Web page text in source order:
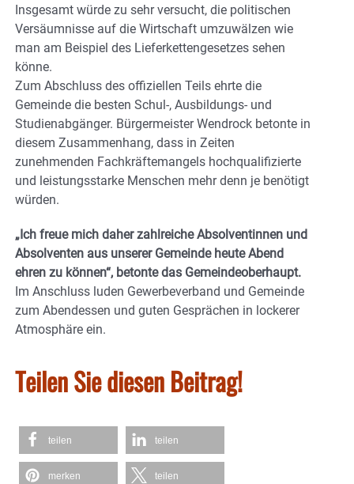
Insgesamt würde zu sehr versucht, die politischen
Versäumnisse auf die Wirtschaft umzuwälzen wie
man am Beispiel des Lieferkettengesetzes sehen
könne.
Zum Abschluss des offiziellen Teils ehrte die
Gemeinde die besten Schul-, Ausbildungs- und
Studienabgänger. Bürgermeister Wendrock betonte in
diesem Zusammenhang, dass in Zeiten
zunehmenden Fachkräftemangels hochqualifizierte
und leistungsstarke Menschen mehr denn je benötigt
würden.
„Ich freue mich daher zahlreiche Absolventinnen und
Absolventen aus unserer Gemeinde heute Abend
ehren zu können“, betonte das Gemeindeoberhaupt.
Im Anschluss luden Gewerbeverband und Gemeinde
zum Abendessen und guten Gesprächen in lockerer
Atmosphäre ein.
Teilen Sie diesen Beitrag!
teilen teilen
merken teilen